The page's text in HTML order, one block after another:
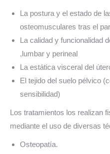
La postura y el estado de
osteomusculares tras el
La calidad y funcionalidad
,lumbar y perineal
La estática visceral del
El tejido del suelo pélvico
sensibilidad)
Los tratamientos los realizan
mediante el uso de diversas
Osteopatía.